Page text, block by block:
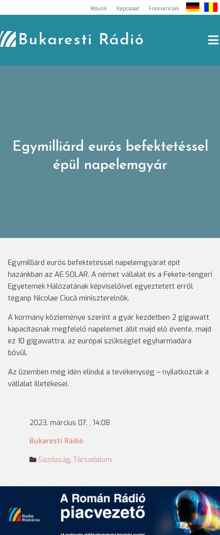
to
content
Rólunk Kapcsolat Frekvenciák
Bukaresti Rádió
Egymilliárd eurós befektetéssel
épül napelemgyár
Egymilliárd eurós befektetéssel napelemgyárat épít
hazánkban az AE SOLAR. A német vállalat és a Fekete-tengeri
Egyetemek Hálózatának képviselőivel egyeztetett erről
teganp Nicolae Ciucă miniszterelnök.
A kormány közleménye szerint a gyár kezdetben 2 gigawatt
kapacitásnak megfelelő napelemet állít majd elő évente, majd
ez 10 gigawattra, az európai szükséglet egyharmadára
bővül.
Az üzemben még idén elindul a tevékenység – nyilatkozták a
vállalat illetékesei.
2023. március 07. , 14:08
Bukaresti Rádió
Gazdaság, Társadalom